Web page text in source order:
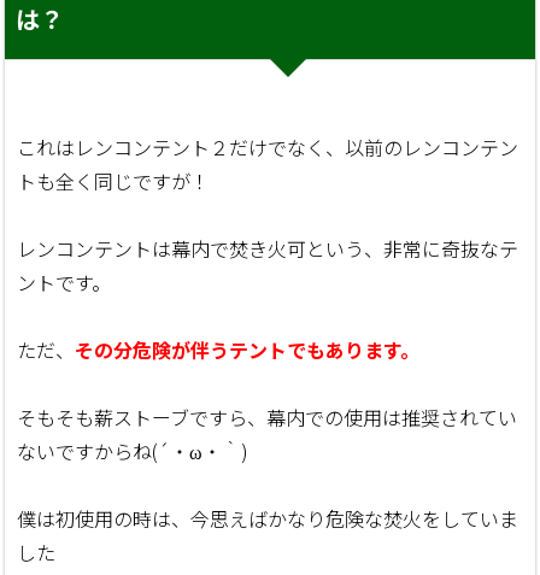
は？
これはレンコンテント２だけでなく、以前のレンコンテン
トも全く同じですが！
レンコンテントは幕内で焚き火可という、非常に奇抜なテ
ントです。
ただ、 その分危険が伴うテントでもあります。
そもそも薪ストーブですら、幕内での使用は推奨されてい
ないですからね(´・ω・｀)
僕は初使用の時は、今思えばかなり危険な焚火をしていま
した